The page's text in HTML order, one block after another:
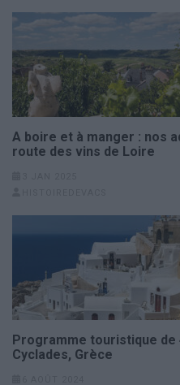
A boire et à manger : nos
route des vins de Loire
Programme touristique
Cyclades, Grèce